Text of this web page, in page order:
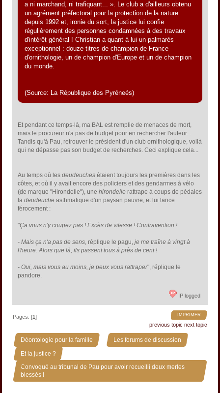
a ni marchand, ni trafiquant... ». Le club a d'ailleurs obtenu
un agrément préfectoral pour la protection de la nature
depuis 1992 et, ironie du sort, la justice lui confie
régulièrement des personnes condamnées à des travaux
d'intérêt général ! Christian a quant à lui un palmarès
exceptionnel : douze titres de champion de France
d'ornithologie, un de champion d'Europe et un de champion
du monde.
(Source: La République des Pyréneés)
Et pendant ce temps-là, ma BAL est remplie de menaces de mort,
mais le procureur n'a pas de budget pour en rechercher l'auteur...
Tandis qu'à Pau, retrouver le président d'un club ornithologique, voilà
qui ne dépasse pas son budget de recherches. Ceci explique cela...
Au temps où lesdeudeuches étaient toujours les premières dans les
côtes, et où il y avait encore des policiers et des gendarmes à vélo
(de marque "Hirondelle"), unehirondelle rattrape à coups de pédales
ladeudeuche asthmatique d'un paysan pauvre, et lui lance
férocement :
"Ça vous n'y coupez pas ! Excès de vitesse ! Contravention !
- Mais ça n'a pas de sens, réplique le pagu,je me traîne à vingt à
l'heure. Alors que là, ils passent tous à près de cent !
- Oui, mais vous au moins, je peux vous rattraper", réplique le
pandore.
IP logged
IMPRIMER
Pages: [1]
previous topic next topic
Déontologie pour la famille » Les forums de discussion »
Et la justice ? »
Convoqué au tribunal de Pau pour avoir recueilli deux merles
blessés !